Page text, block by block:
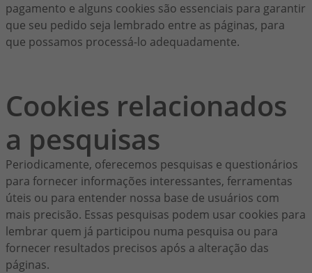
pagamento e alguns cookies são essenciais para garantir
que seu pedido seja lembrado entre as páginas, para
que possamos processá-lo adequadamente.
Cookies relacionados
a pesquisas
Periodicamente, oferecemos pesquisas e questionários
para fornecer informações interessantes, ferramentas
úteis ou para entender nossa base de usuários com
mais precisão. Essas pesquisas podem usar cookies para
lembrar quem já participou numa pesquisa ou para
fornecer resultados precisos após a alteração das
páginas.